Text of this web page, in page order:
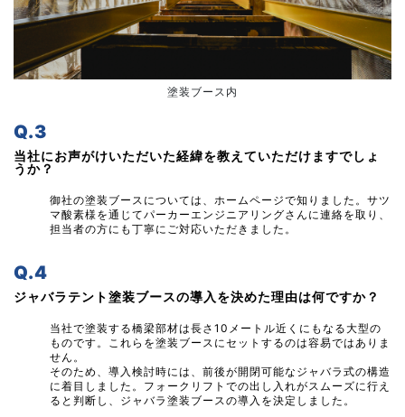
塗装ブース内
Q.3
当社にお声がけいただいた経緯を教えていただけますでしょ
うか？
御社の塗装ブースについては、ホームページで知りました。サツ
マ酸素様を通じてパーカーエンジニアリングさんに連絡を取り、
担当者の方にも丁寧にご対応いただきました。
Q.4
ジャバラテント塗装ブースの導入を決めた理由は何ですか？
当社で塗装する橋梁部材は長さ10メートル近くにもなる大型の
ものです。これらを塗装ブースにセットするのは容易ではありま
せん。
そのため、導入検討時には、前後が開閉可能なジャバラ式の構造
に着目しました。フォークリフトでの出し入れがスムーズに行え
ると判断し、ジャバラ塗装ブースの導入を決定しました。